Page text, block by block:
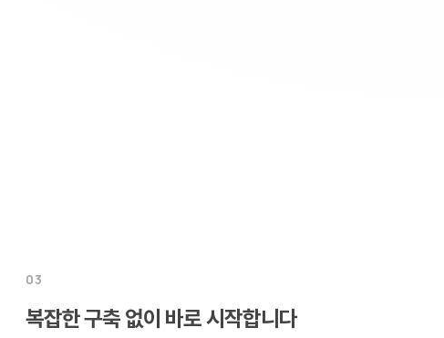
03
복잡한 구축 없이 바로 시작합니다